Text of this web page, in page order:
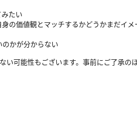
たい
の価値観とマッチするかどうかまだイメ
のかが分からない
可能性もございます。事前にご了承の